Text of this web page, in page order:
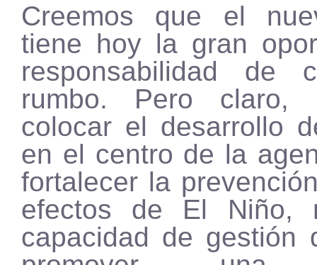
Creemos que el
tiene hoy la gran
responsabilidad de
rumbo. Pero claro,
colocar el desarrollo
en el centro de la
fortalecer la
efectos de El Niño,
capacidad de gestión